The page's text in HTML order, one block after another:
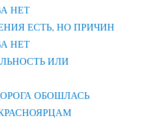
НЕТ
ЕСТЬ, НО ПРИЧИН
НЕТ
ИЛИ
ОБОШЛАСЬ